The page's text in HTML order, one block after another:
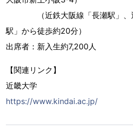
（近鉄大阪線「長瀬駅」、近
駅」から徒歩約20分）
出席者：新入生約7,200人
【関連リンク】
近畿大学
https://www.kindai.ac.jp/